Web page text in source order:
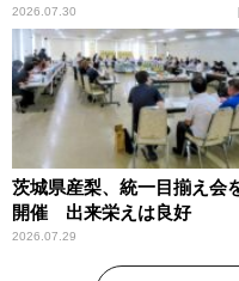
2026.07.30
茨城県産梨、統一目揃え会
開催 出来栄えは良好
2026.07.29